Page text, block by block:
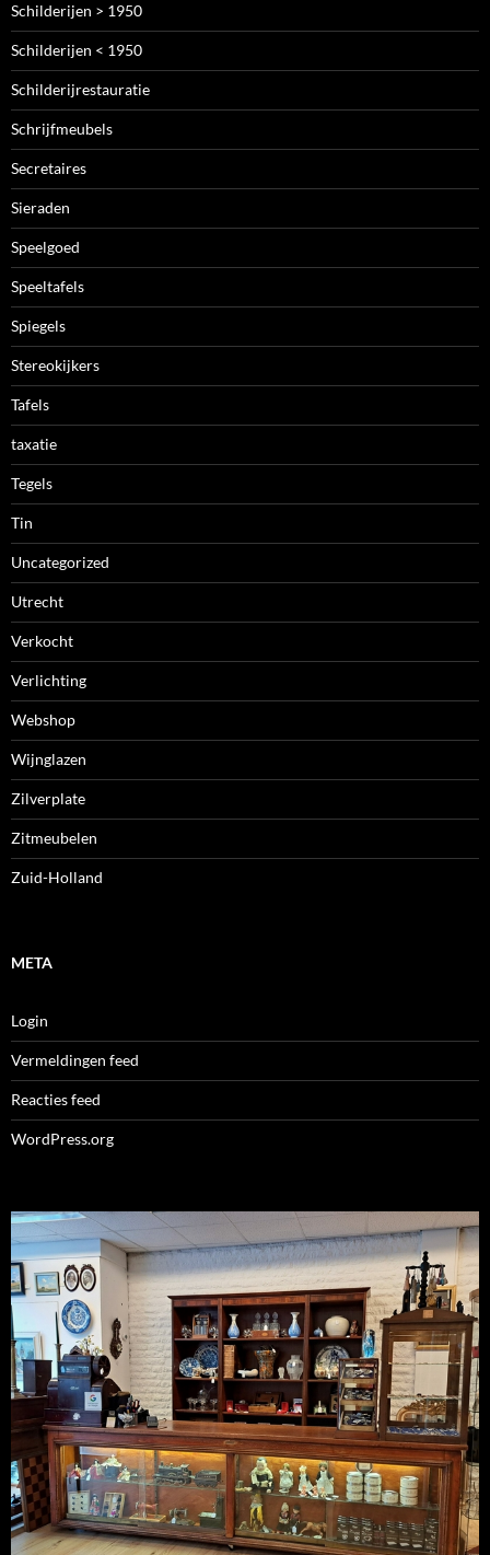
Schilderijen > 1950
Schilderijen < 1950
Schilderijrestauratie
Schrijfmeubels
Secretaires
Sieraden
Speelgoed
Speeltafels
Spiegels
Stereokijkers
Tafels
taxatie
Tegels
Tin
Uncategorized
Utrecht
Verkocht
Verlichting
Webshop
Wijnglazen
Zilverplate
Zitmeubelen
Zuid-Holland
META
Login
Vermeldingen feed
Reacties feed
WordPress.org